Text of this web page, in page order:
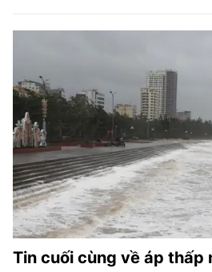
Tin cuối cùng về áp thấp